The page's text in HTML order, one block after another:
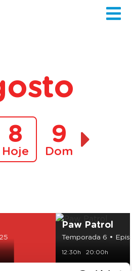
8
Hoje
9
Dom
Paw Patrol
Temporada 6 •
12:30h 20:00h